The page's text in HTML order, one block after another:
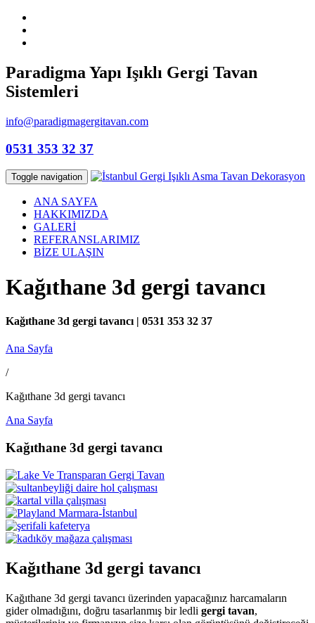
Paradigma Yapı Işıklı Gergi Tavan
Sistemleri
info@paradigmagergitavan.com
0531 353 32 37
Toggle navigation
ANA SAYFA
HAKKIMIZDA
GALERİ
REFERANSLARIMIZ
BİZE ULAŞIN
Kağıthane 3d gergi tavancı
Kağıthane 3d gergi tavancı | 0531 353 32 37
Ana Sayfa
/
Kağıthane 3d gergi tavancı
Ana Sayfa
Kağıthane 3d gergi tavancı
Kağıthane 3d gergi tavancı
Kağıthane 3d gergi tavancı üzerinden yapacağınız harcamaların
gider olmadığını, doğru tasarlanmış bir ledli gergi tavan,